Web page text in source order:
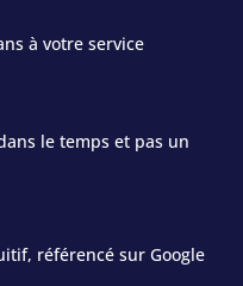
à votre service
le temps et pas un
référencé sur Google